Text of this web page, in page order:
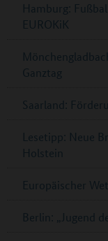
Hamburg:
EUROKiK
Ganztag
Saarland:
Lesetipp: Neue
Holstein
Europäischer
Berlin: „Jugend